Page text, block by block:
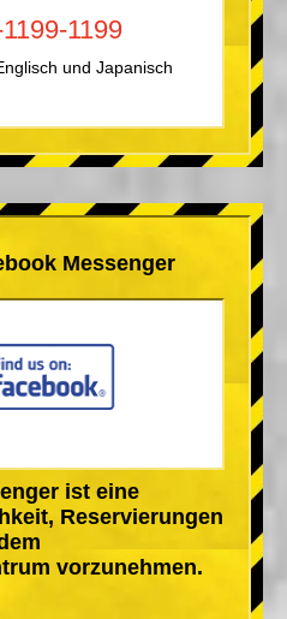
1199
und Japanisch
Messenger
ist eine
Reservierungen
vorzunehmen.